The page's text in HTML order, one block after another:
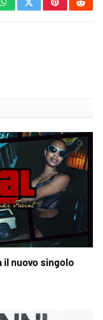
WhatsAppTwitterPinterest
il nuovo singolo